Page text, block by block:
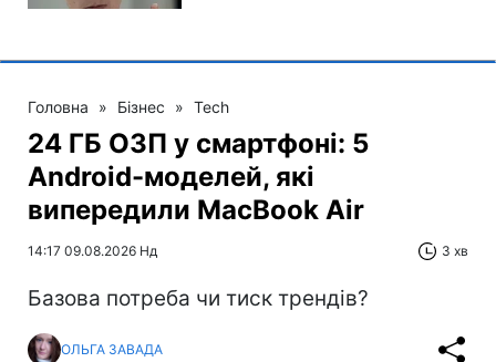
Головна » Бізнес » Tech
24 ГБ ОЗП у смартфоні: 5
Android-моделей, які
випередили MacBook Air
14:17 09.08.2026 Нд 3 хв
Базова потреба чи тиск трендів?
ОЛЬГА ЗАВАДА